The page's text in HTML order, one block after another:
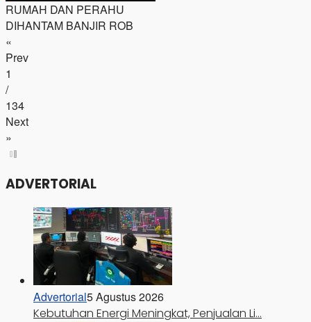
RUMAH DAN PERAHU
DIHANTAM BANJIR ROB
«
Prev
1
/
134
Next
»
ADVERTORIAL
Advertorial5 Agustus 2026
Kebutuhan Energi Meningkat, Penjualan Li…